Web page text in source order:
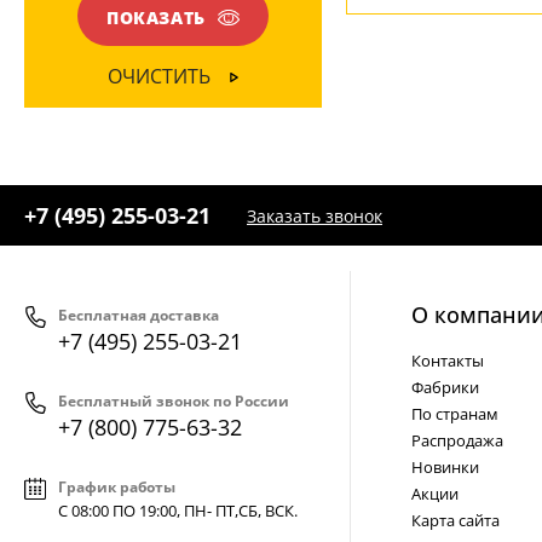
Желтый(1)
Золотой(1)
Матовый(1)
ПОКАЗАТЬ
ОЧИСТИТЬ
+7 (495) 255-03-21 Заказать звонок
Бесплатная доставка
+7 (495) 255-03-21
Бесплатный звонок по России
+7 (800) 775-63-32
График работы
С 08:00 ПО 19:00, ПН- ПТ,СБ, ВСК.
О
Контакты
Фабрики
По странам
Распродажа
Новинки
Акции
Карта сайта